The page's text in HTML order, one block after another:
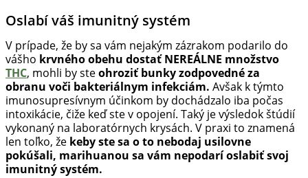
Oslabí váš imunitný systém
V prípade, že by sa vám nejakým zázrakom podarilo do
vášho krvného obehu dostať NEREÁLNE množstvo
THC, mohli by steohroziť bunky zodpovedné za
obranu voči bakteriálnym infekciám. Avšak k týmto
imunosupresívnym účinkom by dochádzalo iba počas
intoxikácie, čiže keď ste v opojení. Taký je výsledok štúdií
vykonaný na laboratórnych krysách. V praxi to znamená
len toľko, že keby ste sa o to nebodaj usilovne
pokúšali, marihuanou sa vám nepodarí oslabiť svoj
imunitný systém.